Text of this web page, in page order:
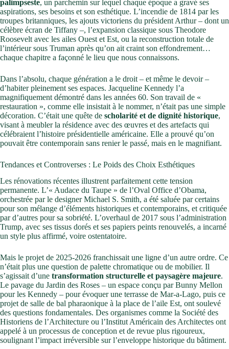
palimpseste, un parchemin sur lequel chaque époque a gravé ses
aspirations, ses besoins et son esthétique. L’incendie de 1814 par les
troupes britanniques, les ajouts victoriens du président Arthur – dont un
célèbre écran de Tiffany –, l’expansion classique sous Theodore
Roosevelt avec les ailes Ouest et Est, ou la reconstruction totale de
l’intérieur sous Truman après qu’on ait craint son effondrement…
chaque chapitre a façonné le lieu que nous connaissons.
Dans l’absolu, chaque génération a le droit – et même le devoir –
d’habiter pleinement ses espaces. Jacqueline Kennedy l’a
magnifiquement démontré dans les années 60. Son travail de «
restauration », comme elle insistait à le nommer, n’était pas une simple
décoration. C’était une quête de scholarité et de dignité historique,
visant à meubler la résidence avec des œuvres et des artefacts qui
célébraient l’histoire présidentielle américaine. Elle a prouvé qu’on
pouvait être contemporain sans renier le passé, mais en le magnifiant.
Tendances et Controverses : Le Poids des Choix Esthétiques
Les rénovations récentes illustrent parfaitement cette tension
permanente. L’« Audace du Taupe » de l’Oval Office d’Obama,
orchestrée par le designer Michael S. Smith, a été saluée par certains
pour son mélange d’éléments historiques et contemporains, et critiquée
par d’autres pour sa sobriété. L’overhaul de 2017 sous l’administration
Trump, avec ses tissus dorés et ses papiers peints renouvelés, a incarné
un style plus affirmé, voire ostentatoire.
Mais le projet de 2025-2026 franchissait une ligne d’un autre ordre. Ce
n’était plus une question de palette chromatique ou de mobilier. Il
s’agissait d’une transformation structurelle et paysagère majeure.
Le pavage du Jardin des Roses – un espace conçu par Bunny Mellon
pour les Kennedy – pour évoquer une terrasse de Mar-a-Lago, puis ce
projet de salle de bal pharaonique à la place de l’aile Est, ont soulevé
des questions fondamentales. Des organismes comme la Société des
Historiens de l’Architecture ou l’Institut Américain des Architectes ont
appelé à un processus de conception et de revue plus rigoureux,
soulignant l’impact irréversible sur l’enveloppe historique du bâtiment.